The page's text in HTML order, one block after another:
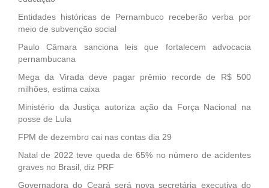
Entidades históricas de Pernambuco receberão verba por
meio de subvenção social
Paulo Câmara sanciona leis que fortalecem advocacia
pernambucana
Mega da Virada deve pagar prêmio recorde de R$ 500
milhões, estima caixa
Ministério da Justiça autoriza ação da Força Nacional na
posse de Lula
FPM de dezembro cai nas contas dia 29
Natal de 2022 teve queda de 65% no número de acidentes
graves no Brasil, diz PRF
Governadora do Ceará será nova secretária executiva do